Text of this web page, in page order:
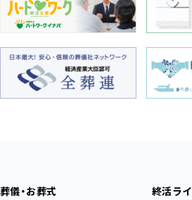
葬儀・お葬式
終活ラ